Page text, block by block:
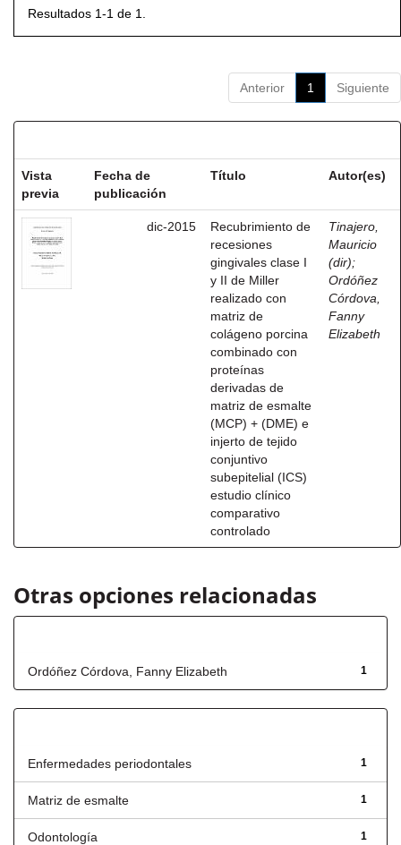
Resultados 1-1 de 1.
Anterior 1 Siguiente
Vista
previa
Fecha de
publicación
Título Autor(es)
dic-2015
Recubrimiento de
recesiones
gingivales clase I
y II de Miller
realizado con
matriz de
colágeno porcina
combinado con
proteínas
derivadas de
matriz de esmalte
(MCP) + (DME) e
injerto de tejido
conjuntivo
subepitelial (ICS)
estudio clínico
comparativo
controlado
Tinajero,
Mauricio
(dir);
Ordóñez
Córdova,
Fanny
Elizabeth
Otras opciones relacionadas
1
Ordóñez Córdova, Fanny Elizabeth
1
Enfermedades periodontales
1
Matriz de esmalte
1
Odontología